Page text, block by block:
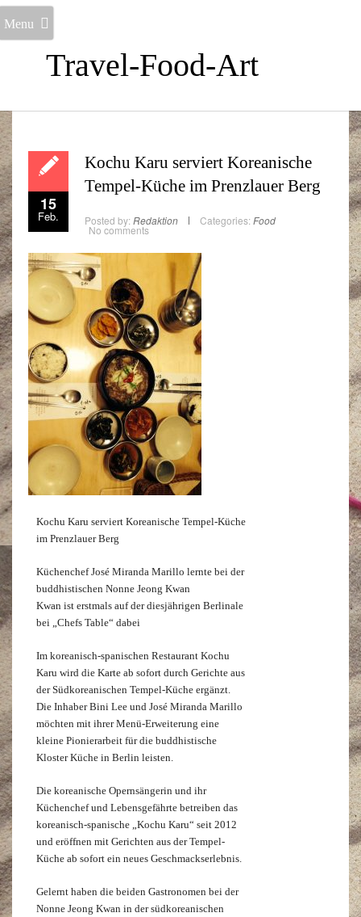
Travel-Food-Art
Menu
15
Feb.
Kochu Karu serviert Koreanische
Tempel-Küche im Prenzlauer Berg
Posted by: Redaktion Categories: Food
No comments
Kochu Karu serviert Koreanische Tempel-Küche
im Prenzlauer Berg
Küchenchef José Miranda Marillo lernte bei der
buddhistischen Nonne Jeong Kwan
Kwan ist erstmals auf der diesjährigen Berlinale
bei „Chefs Table“ dabei
Im koreanisch-spanischen Restaurant Kochu
Karu wird die Karte ab sofort durch Gerichte aus
der Südkoreanischen Tempel-Küche ergänzt.
Die Inhaber Bini Lee und José Miranda Marillo
möchten mit ihrer Menü-Erweiterung eine
kleine Pionierarbeit für die buddhistische
Kloster Küche in Berlin leisten.
Die koreanische Opernsängerin und ihr
Küchenchef und Lebensgefährte betreiben das
koreanisch-spanische „Kochu Karu“ seit 2012
und eröffnen mit Gerichten aus der Tempel-
Küche ab sofort ein neues Geschmackserlebnis.
Gelernt haben die beiden Gastronomen bei der
Nonne Jeong Kwan in der südkoreanischen